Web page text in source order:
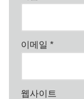
이메일 *
웹사이트